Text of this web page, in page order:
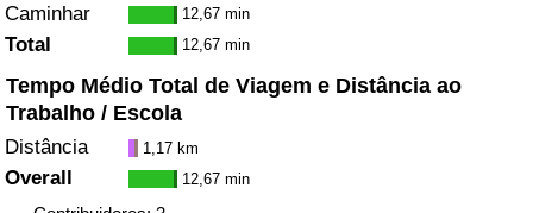
Caminhar 12,67 min
Total 12,67 min
Tempo Médio Total de Viagem e Distância ao
Trabalho / Escola
Distância 1,17 km
Overall 12,67 min
Indicador de Poluição (Atual)
Índice de poluição
Indicador de Poluição por País
Trânsito